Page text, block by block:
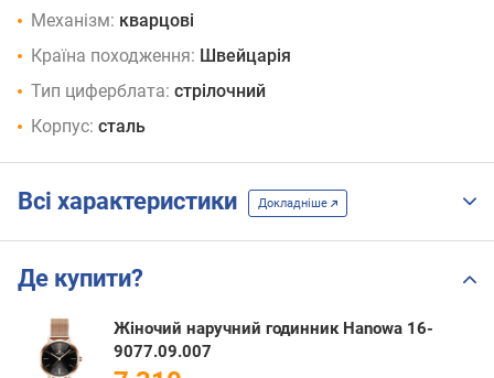
Механізм: кварцові
Країна походження: Швейцарія
Тип циферблата: стрілочний
Корпус: сталь
Всі характеристики Докладніше
Де купити?
Жіночий наручний годинник Hanowa 16-
9077.09.007